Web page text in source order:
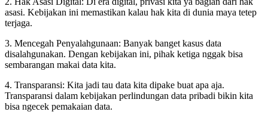
asasi. Kebijakan ini memastikan kalau hak kita di dunia maya tetep
terjaga.
3. Mencegah Penyalahgunaan: Banyak banget kasus data
disalahgunakan. Dengan kebijakan ini, pihak ketiga nggak bisa
sembarangan makai data kita.
4. Transparansi: Kita jadi tau data kita dipake buat apa aja.
Transparansi dalam kebijakan perlindungan data pribadi bikin kita
bisa ngecek pemakaian data.